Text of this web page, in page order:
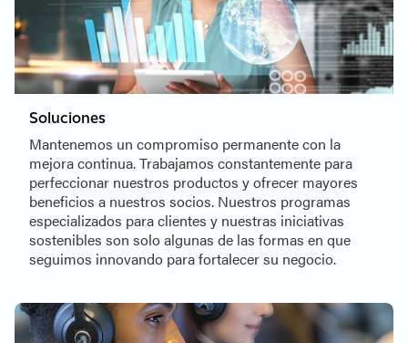
Soluciones
Mantenemos un compromiso permanente con la
mejora continua. Trabajamos constantemente para
perfeccionar nuestros productos y ofrecer mayores
beneficios a nuestros socios. Nuestros programas
especializados para clientes y nuestras iniciativas
sostenibles son solo algunas de las formas en que
seguimos innovando para fortalecer su negocio.